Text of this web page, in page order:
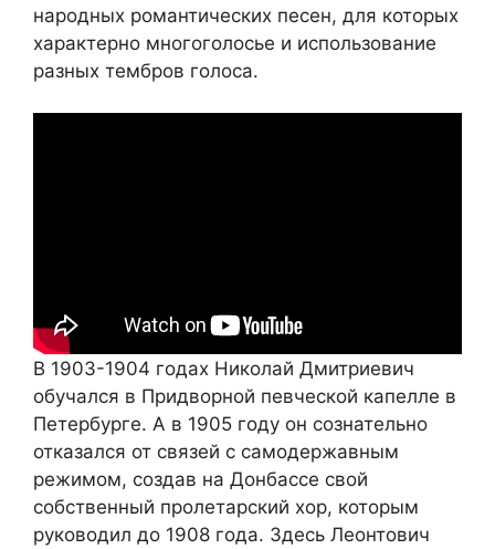
народных романтических песен, для которых
характерно многоголосье и использование
разных тембров голоса.
В 1903-1904 годах Николай Дмитриевич
обучался в Придворной певческой капелле в
Петербурге. А в 1905 году он сознательно
отказался от связей с самодержавным
режимом, создав на Донбассе свой
собственный пролетарский хор, которым
руководил до 1908 года. Здесь Леонтович